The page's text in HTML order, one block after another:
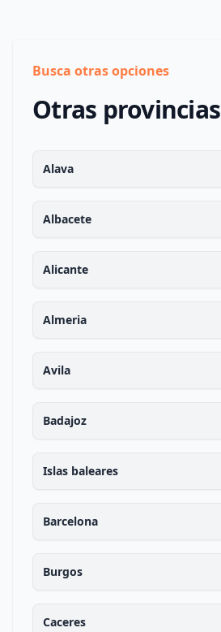
Busca otras opciones
Otras provincias
Alava
Albacete
Alicante
Almeria
Avila
Badajoz
Islas baleares
Barcelona
Burgos
Caceres